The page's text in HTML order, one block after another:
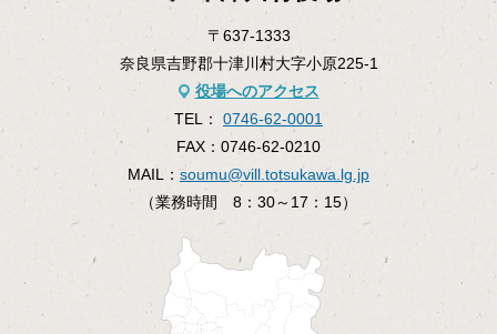
〒637-1333
奈良県吉野郡十津川村大字小原225-1
役場へのアクセス
TEL： 0746-62-0001
FAX： 0746-62-0210
MAIL： soumu@vill.totsukawa.lg.jp
（業務時間 8：30～17：15）